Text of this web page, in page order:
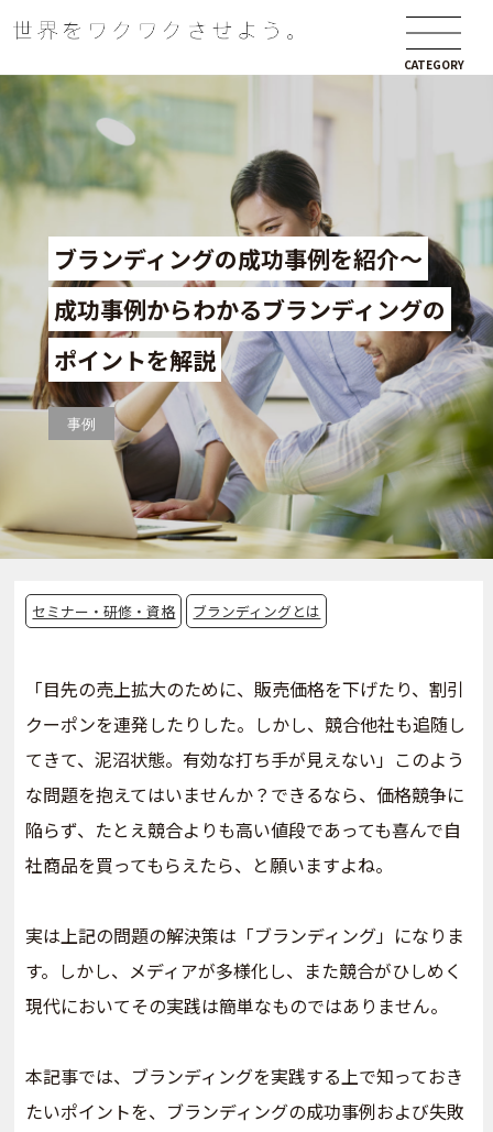
CATEGORY
ブランディングの成功事例を紹介～
成功事例からわかるブランディングの
ポイントを解説
事例
セミナー・研修・資格 ブランディングとは
「目先の売上拡大のために、販売価格を下げたり、割引
クーポンを連発したりした。しかし、競合他社も追随し
てきて、泥沼状態。有効な打ち手が見えない」このよう
な問題を抱えてはいませんか？できるなら、価格競争に
陥らず、たとえ競合よりも高い値段であっても喜んで自
社商品を買ってもらえたら、と願いますよね。
実は上記の問題の解決策は「ブランディング」になりま
す。しかし、メディアが多様化し、また競合がひしめく
現代においてその実践は簡単なものではありません。
本記事では、ブランディングを実践する上で知っておき
たいポイントを、ブランディングの成功事例および失敗